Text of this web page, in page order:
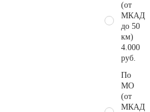
(от
МКАД
до 50
км)
4.000
руб.
По
МО
(от
МКАД